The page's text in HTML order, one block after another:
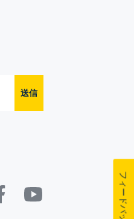
送信
フィードバック